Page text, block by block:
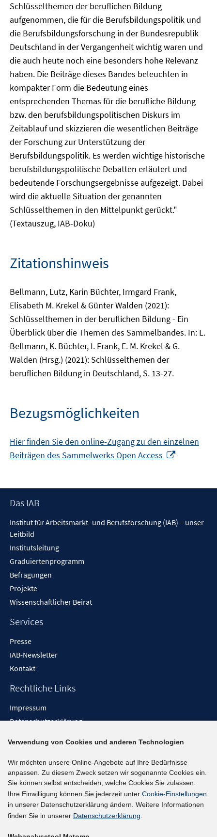
Schlüsselthemen der beruflichen Bildung
aufgenommen, die für die Berufsbildungspolitik und
die Berufsbildungsforschung in der Bundesrepublik
Deutschland in der Vergangenheit wichtig waren und
die auch heute noch eine besonders hohe Relevanz
haben. Die Beiträge dieses Bandes beleuchten in
kompakter Form die Bedeutung eines
entsprechenden Themas für die berufliche Bildung
bzw. den berufsbildungspolitischen Diskurs im
Zeitablauf und skizzieren die wesentlichen Beiträge
der Forschung zur Unterstützung der
Berufsbildungspolitik. Es werden wichtige historische
berufsbildungspolitische Debatten erläutert und
bedeutende Forschungsergebnisse aufgezeigt. Dabei
wird die aktuelle Situation der genannten
Schlüsselthemen in den Mittelpunkt gerückt."
(Textauszug, IAB-Doku)
Zitationshinweis
Bellmann, Lutz, Karin Büchter, Irmgard Frank,
Elisabeth M. Krekel & Günter Walden (2021):
Schlüsselthemen in der beruflichen Bildung - Ein
Überblick über die Themen des Sammelbandes. In: L.
Bellmann, K. Büchter, I. Frank, E. M. Krekel & G.
Walden (Hrsg.) (2021): Schlüsselthemen der
beruflichen Bildung in Deutschland, S. 13-27.
Bezugsmöglichkeiten
Hier finden Sie den online-Zugang zu den einzelnen
Beiträgen des Sammelwerks Open Access
öffnen
Footer
Das IAB
Institut für Arbeitsmarkt- und Berufsforschung (IAB) – unser
Leitbild
Institutsleitung
Graduiertenprogramm
Befragungen
Projekte
Wissenschaftlicher Beirat
Services
Presse
IAB-Newsletter
Kontakt
Rechtliche Links
Impressum
Datenschutzerklärung
Barrieren melden
Social-Media-Kanäle
BlueSky
YouTube
LinkedIn
Verwendung von Cookies und anderen Technologien
Wir möchten unsere Online-Angebote auf Ihre Bedürfnisse
anpassen. Zu diesem Zweck setzen wir sogenannte Cookies ein.
Sie können selbst entscheiden, welche Cookies Sie zulassen.
Ihre Einwilligung können Sie jederzeit unter Cookie-Einstellungen
in unserer Datenschutzerklärung ändern. Weitere Informationen
finden Sie in unserer Datenschutzerklärung.